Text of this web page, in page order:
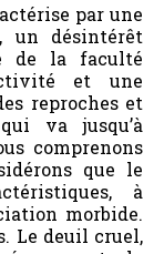
par une
un désintérêt
de la faculté
et une
reproches et
va jusqu’à
comprenons
que le
à
morbide.
Le deuil cruel,